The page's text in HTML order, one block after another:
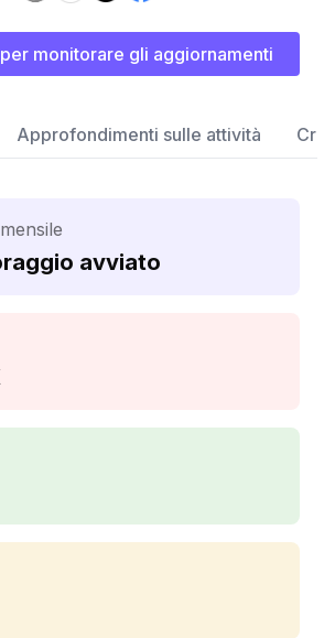
monitorare gli aggiornamenti
Approfondimenti sulle attività
avviato